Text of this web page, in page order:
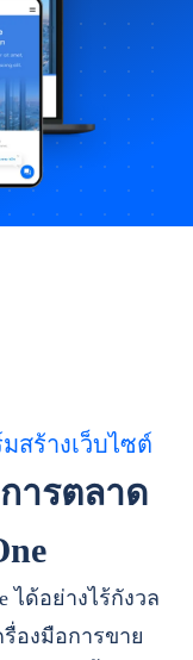
มสร้างเว็บไซต์
ารตลาด
ได้อย่างไร้กังวล
รื่องมือการขาย